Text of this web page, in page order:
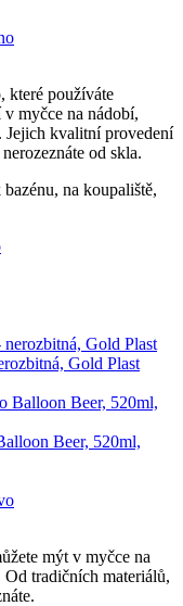
které používáte
myčce na nádobí,
kvalitní provedení
od skla.
na koupaliště,
Gold Plast
Beer, 520ml,
mýt v myčce na
tradičních materiálů,